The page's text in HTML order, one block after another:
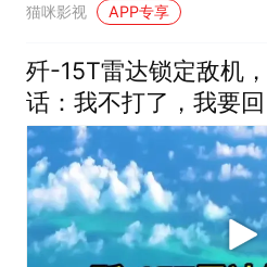
猫咪影视 APP专享
歼-15T雷达锁定敌机
话：我不打了，我要回